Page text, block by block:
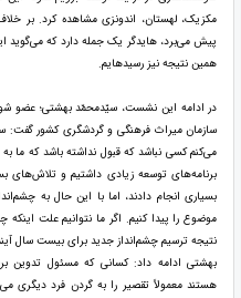
مکزیک، لهستان، اندونزی مشاهده کرد. بر
پیش می‌برد، هایدگر یک جمله دارد که می‌گوید
همین نتیجه نیز رسیده‎ایم.
در ادامه این نشست، سیّدمحمّد بهشتی؛ عضو
می‌کنم کسی نباشد که قبول نداشته باشد که ما
برنامه‌های توسعه زیادی داشتیم و
بسیاری انجام دادند، اما با این حال به
موضوع را پیدا کنیم. اگر ما نتوانیم علت اینکه
نتیجه ترسیم چشم‌انداز جدید برای بیست سال
بهشتی ادامه داد: کسانی که مسئول تدوین
هستند معمولاً تقصیر را به گردن فرد دیگری